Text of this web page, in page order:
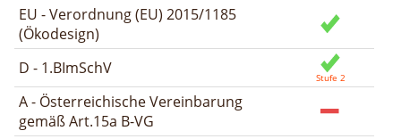
EU - Verordnung (EU) 2015/1185
(Ökodesign)
D - 1.BImSchV
A - Österreichische Vereinbarung
gemäß Art.15a B-VG